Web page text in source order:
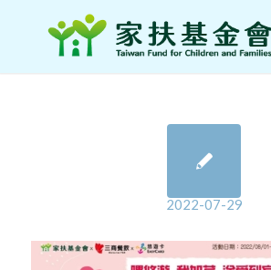
2022-07-29